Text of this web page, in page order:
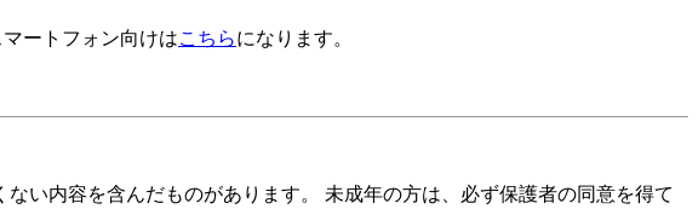
ートフォン向けはこちらになります。
い内容を含んだものがあります。 未成年の方は、必ず保護者の同意を得て